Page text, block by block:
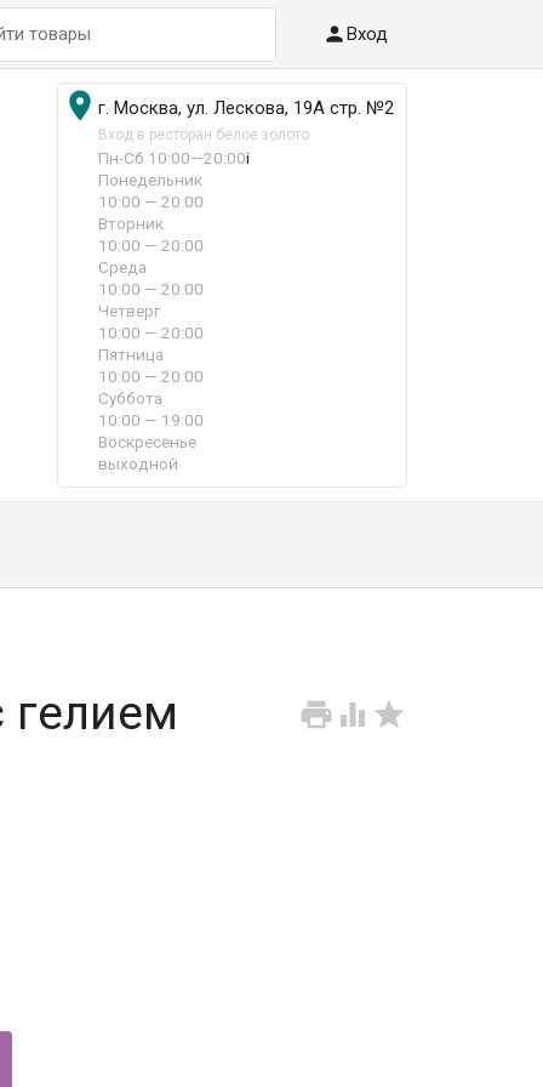
Вход
 г. Москва, ул. Лескова, 19А стр. №2
Вход в ресторан белое золото
Пн-Сб 10:00—20:00i
Понедельник
10:00 — 20:00
Вторник
10:00 — 20:00
Среда
10:00 — 20:00
Четверг
10:00 — 20:00
Пятница
10:00 — 20:00
Суббота
10:00 — 19:00
Воскресенье
выходной
  